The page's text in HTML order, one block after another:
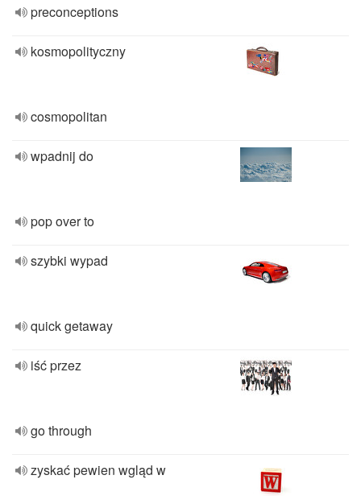
preconceptions
kosmopolityczny
cosmopolitan
wpadnij do
pop over to
szybki wypad
quick getaway
iść przez
go through
zyskać pewien wgląd w